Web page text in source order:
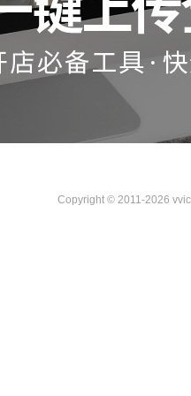
Copyright © 2011-2026